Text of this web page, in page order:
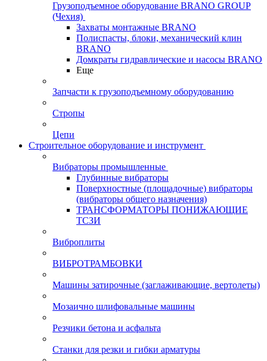
Грузоподъемное оборудование BRANO GROUP
(Чехия)
Захваты монтажные BRANO
Полиспасты, блоки, механический клин
BRANO
Домкраты гидравлические и насосы BRANO
Еще
Запчасти к грузоподъемному оборудованию
Стропы
Цепи
Строительное оборудование и инструмент
Вибраторы промышленные
Глубинные вибраторы
Поверхностные (площадочные) вибраторы
(вибраторы общего назначения)
ТРАНСФОРМАТОРЫ ПОНИЖАЮЩИЕ
ТСЗИ
Виброплиты
ВИБРОТРАМБОВКИ
Машины затирочные (заглаживающие, вертолеты)
Мозаично шлифовальные машины
Резчики бетона и асфальта
Станки для резки и гибки арматуры